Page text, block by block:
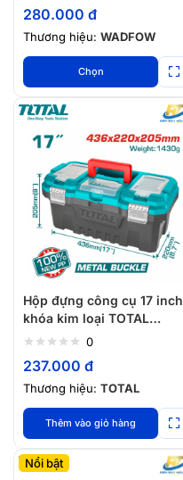
280.000 đ
Thương hiệu: WADFOW
Chọn
Hộp đựng công cụ 17 inch
khóa kim loại TOTAL
TPBX0172
0
237.000 đ
Thương hiệu: TOTAL
Thêm vào giỏ hàng
Nổi bật